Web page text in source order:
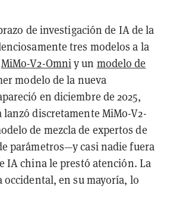
de investigación de IA de la
tres modelos a la
MiMo-V2-Omniy un modelo de
modelo de la nueva
en diciembre de 2025,
lanzó discretamente MiMo-V2-
de mezcla de expertos de
parámetros—y casi nadie fuera
IA china le prestó atención. La
occidental, en su mayoría, lo